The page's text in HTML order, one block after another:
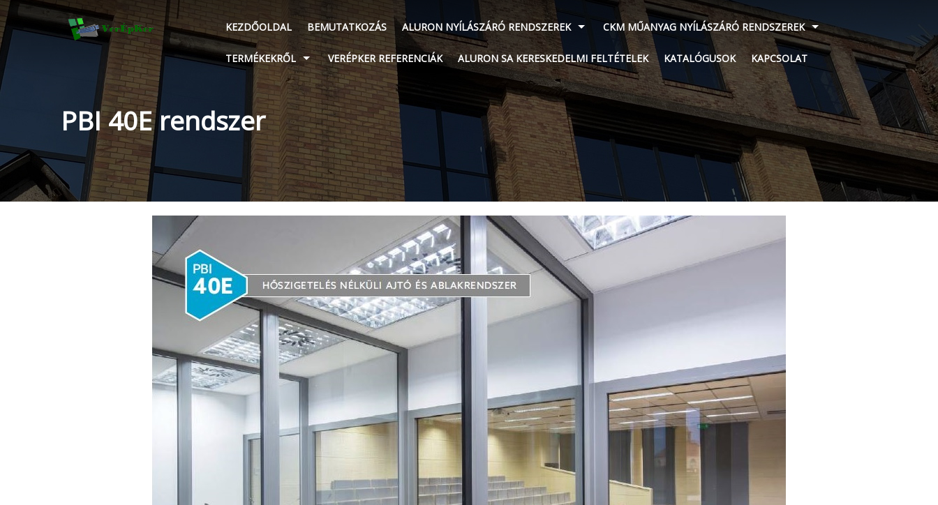
KEZDŐOLDAL BEMUTATKOZÁS ALURON NYÍLÁSZÁRÓ RENDSZEREK CKM MŰANYAG NYÍLÁSZÁRÓ RENDSZEREK
TERMÉKEKRŐL VERÉPKER REFERENCIÁK ALURON SA KERESKEDELMI FELTÉTELEK KATALÓGUSOK KAPCSOLAT
PBI 40E rendszer